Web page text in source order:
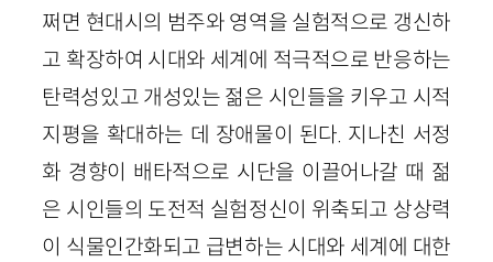
쩌면 현대시의 범주와 영역을 실험적으로 갱신하
고 확장하여 시대와 세계에 적극적으로 반응하는
탄력성있고 개성있는 젊은 시인들을 키우고 시적
지평을 확대하는 데 장애물이 된다. 지나친 서정
화 경향이 배타적으로 시단을 이끌어나갈 때 젊
은 시인들의 도전적 실험정신이 위축되고 상상력
이 식물인간화되고 급변하는 시대와 세계에 대한